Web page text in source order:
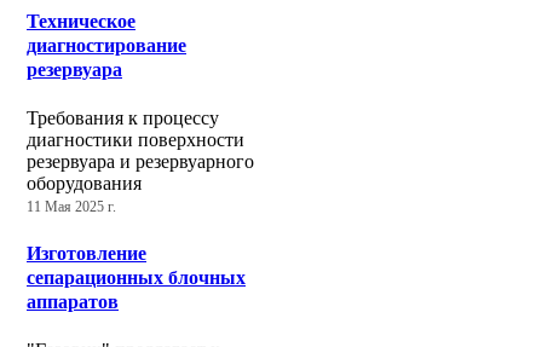
Техническое
диагностирование
резервуара
Требования к процессу
диагностики поверхности
резервуара и резервуарного
оборудования
11 Мая 2025 г.
Изготовление
сепарационных блочных
аппаратов